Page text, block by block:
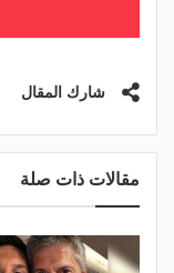
شارك المقال
مقالات ذات صلة